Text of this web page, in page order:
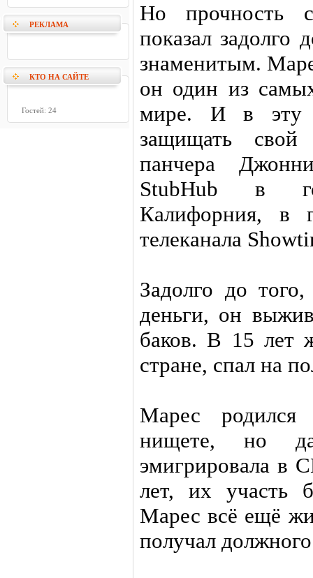
РЕКЛАМА
КТО НА САЙТЕ
Гостей: 24
Но прочность
показал задолго
знаменитым.
он один из
мире. И в эту
защищать свой
панчера
StubHub в
Калифорния, в
телеканала
Задолго до
деньги, он
баков. В 15 лет
стране, спал на
Марес
нищете, но
эмигрировала в
лет, их участь
Марес всё ещё
получал